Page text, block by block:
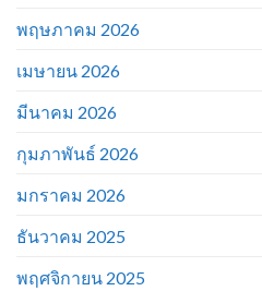
พฤษภาคม 2026
เมษายน 2026
มีนาคม 2026
กุมภาพันธ์ 2026
มกราคม 2026
ธันวาคม 2025
พฤศจิกายน 2025